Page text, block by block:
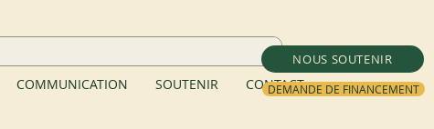
NOUS SOUTENIR
DEMANDE DE FINANCEMENT
COMMUNICATION SOUTENIR CONTACT